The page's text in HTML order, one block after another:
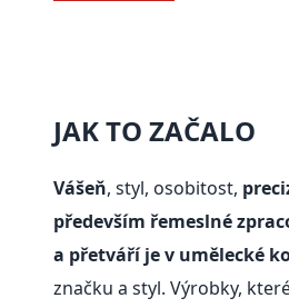
JAK TO ZAČALO
Vášeň, styl, osobitost,
především řemeslné
a přetváří je v umělecké
značku a styl. Výrobky,